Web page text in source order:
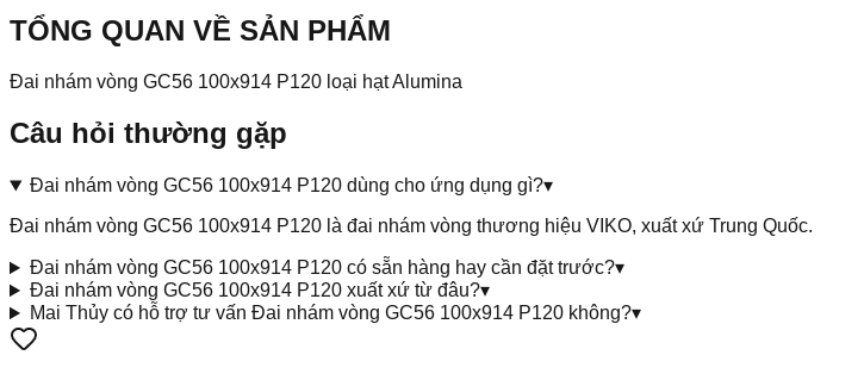
TỔNG QUAN VỀ SẢN PHẨM
Đai nhám vòng GC56 100x914 P120 loại hạt Alumina
Câu hỏi thường gặp
Đai nhám vòng GC56 100x914 P120 dùng cho ứng dụng gì?▾
Đai nhám vòng GC56 100x914 P120 là đai nhám vòng thương hiệu VIKO, xuất xứ Trung Quốc.
Đai nhám vòng GC56 100x914 P120 có sẵn hàng hay cần đặt trước?▾
Đai nhám vòng GC56 100x914 P120 xuất xứ từ đâu?▾
Mai Thủy có hỗ trợ tư vấn Đai nhám vòng GC56 100x914 P120 không?▾